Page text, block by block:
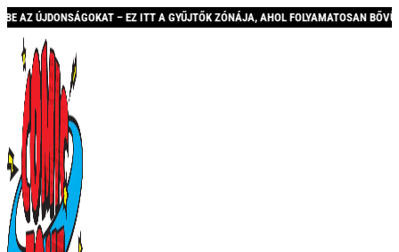
– EZ ITT A GYŰJTŐK ZÓNÁJA, AHOL FOLYAMATOSAN BŐVÜLŐ KÍNÁLATTAL